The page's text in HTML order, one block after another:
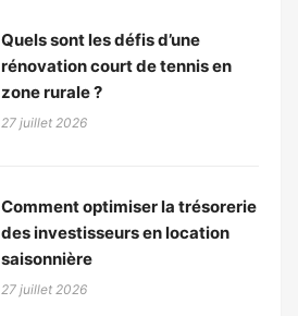
Quels sont les défis d’une
rénovation court de tennis en
zone rurale ?
27 juillet 2026
Comment optimiser la trésorerie
des investisseurs en location
saisonnière
27 juillet 2026